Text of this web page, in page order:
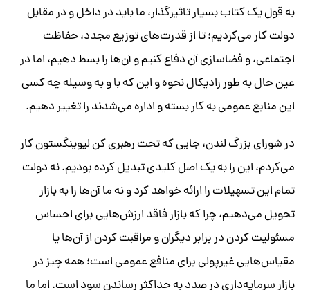
به قول یک کتاب بسیار تاثیرگذار، ما باید در داخل و در مقابل
دولت کار می‌کردیم؛ تا از قدرت‌های توزیع مجدد، حفاظت
اجتماعی، و فضاسازی آن دفاع کنیم و آن‌ها را بسط دهیم، اما در
عین حال به طور رادیکال نحوه و این که با و به وسیله چه کسی
این منابع عمومی به کار بسته و اداره می‌شدند را تغییر دهیم.
در شورای بزرگ لندن، جایی که تحت رهبری کن لیوینگستون کار
می‌کردم، این را به یک اصل کلیدی تبدیل کرده بودیم. نه دولت
تمام این تسهیلات را ارائه خواهد کرد و نه ما آن‌ها را به بازار
تحویل می‌دهیم، چرا که بازار فاقد ارزش‌هایی برای احساس
مسئولیت کردن در برابر دیگران و مراقبت کردن از آن‌ها یا
مقیاس‌هایی غیرپولی برای منافع عمومی است؛ همه چیز در
بازار سرمایه‌داری در صدد به حداکثر رساندن سود است. اما ما